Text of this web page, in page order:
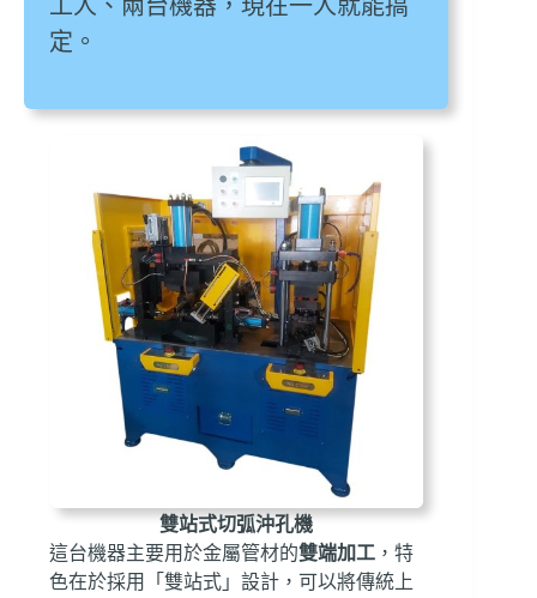
工人、兩台機器，現在一人就能搞
定。
雙站式切弧沖孔機
這台機器主要用於金屬管材的雙端加工 ，特
色在於採用「雙站式」設計，可以將傳統上